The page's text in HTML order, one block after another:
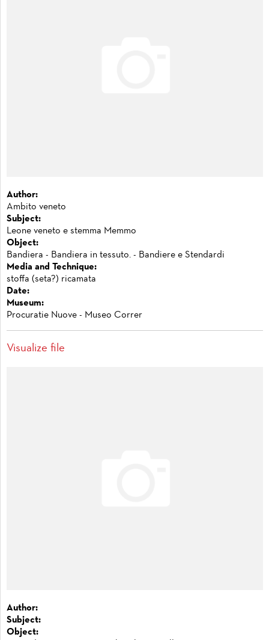
Author:
Ambito veneto
Subject:
Leone veneto e stemma Memmo
Object:
Bandiera - Bandiera in tessuto. - Bandiere e Stendardi
Media and Technique:
stoffa (seta?) ricamata
Date:
Museum:
Procuratie Nuove - Museo Correr
Visualize file
Author:
Subject:
Object: